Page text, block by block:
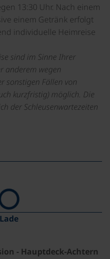
13:30 Uhr. Nach einem
einem Getränk erfolgt
individuelle Heimreise
sind im Sinne Ihrer
anderem wegen
sonstigen Fällen von
kurzfristig) möglich. Die
der Schleusenwartezeiten
Lade
- Hauptdeck-Achtern